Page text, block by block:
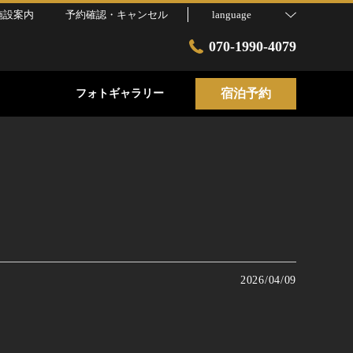
設案内 予約確認・キャンセル language
070-1990-4079
フォトギャラリー 宿泊予約
2026/04/09